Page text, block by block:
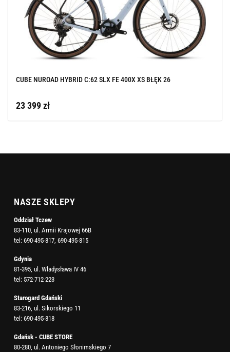
CUBE NUROAD HYBRID C:62 SLX FE 400X XS BŁĘK 26
23 399 zł
NASZE SKLEPY
Oddział Tczew
83-110, ul. Armii Krajowej 66B
tel: 690-495-817, 690-495-815
Gdynia
81-395, ul. Władysława IV 46
tel: 572-712-223
Starogard Gdański
83-216, ul. Sikorskiego 11
tel: 690-495-818
Gdańsk - CUBE STORE
80-280, ul. Antoniego Słonimskiego 7